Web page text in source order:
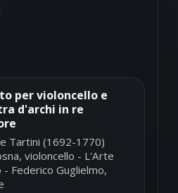
per violoncello e
d'archi in re
Tartini (1692-1770)
violoncello - L'Arte
- Federico Guglielmo,